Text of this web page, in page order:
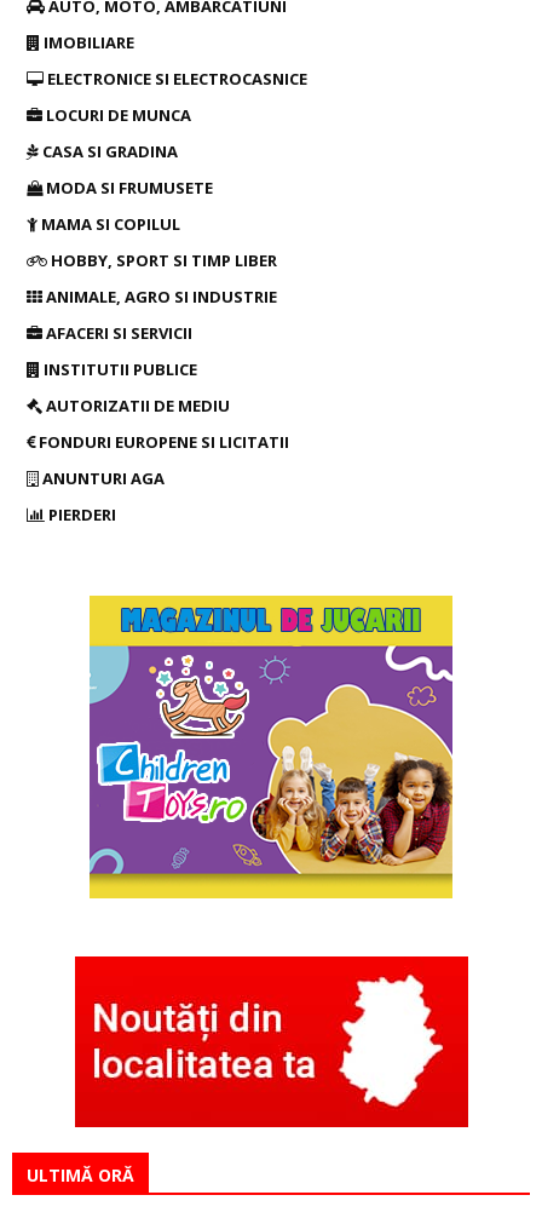
AUTO, MOTO, AMBARCATIUNI
IMOBILIARE
ELECTRONICE SI ELECTROCASNICE
LOCURI DE MUNCA
CASA SI GRADINA
MODA SI FRUMUSETE
MAMA SI COPILUL
HOBBY, SPORT SI TIMP LIBER
ANIMALE, AGRO SI INDUSTRIE
AFACERI SI SERVICII
INSTITUTII PUBLICE
AUTORIZATII DE MEDIU
FONDURI EUROPENE SI LICITATII
ANUNTURI AGA
PIERDERI
ULTIMĂ ORĂ